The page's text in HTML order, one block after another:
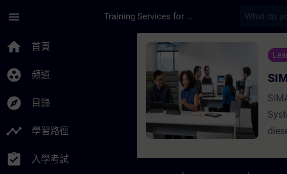
menu Training Services for Digital Industries
home 首頁
group_work 頻道
explore 目錄
timeline 學習路徑
assignment_turned_in 入學考試
課程 - SIMATIC